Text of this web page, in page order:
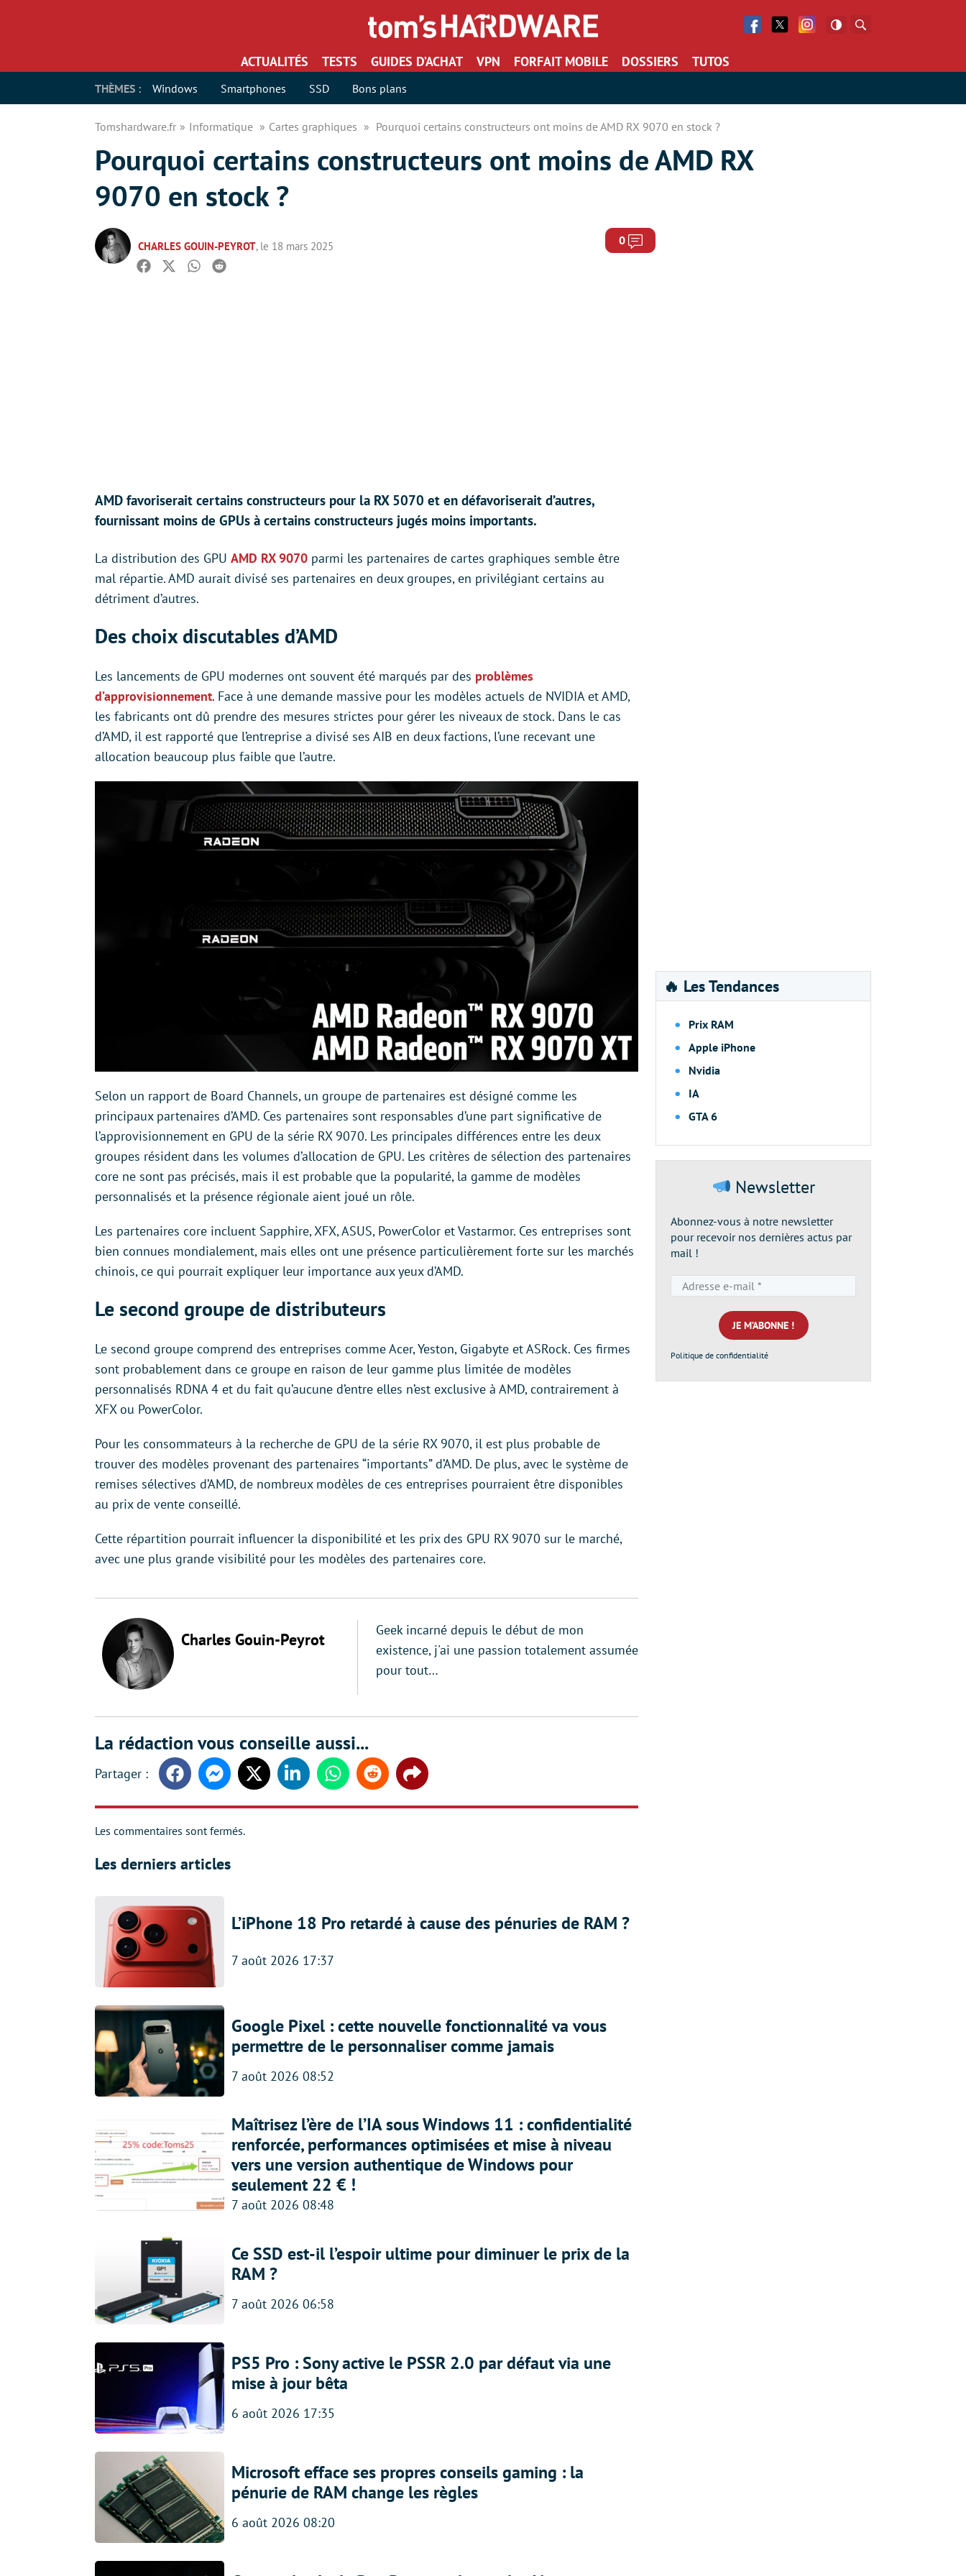
Facebook
Twitter Facebook
ACTUALITÉS TESTS GUIDES D’ACHAT VPN FORFAIT MOBILE DOSSIERS TUTOS
THÈMES : Windows Smartphones SSD Bons plans
Tomshardware.fr Informatique Cartes graphiques Pourquoi certains constructeurs ont moins de AMD RX 9070 en stock ?
Pourquoi certains constructeurs ont moins de AMD RX
9070 en stock ?
CHARLES GOUIN-PEYROT, le 18 mars 2025 0 Commentaires
Facebook
TwitterWhatsapp
Reddit
AMD favoriserait certains constructeurs pour la RX 5070 et en défavoriserait d’autres,
fournissant moins de GPUs à certains constructeurs jugés moins importants.
La distribution des GPU AMD RX 9070 parmi les partenaires de cartes graphiques semble être
mal répartie. AMD aurait divisé ses partenaires en deux groupes, en privilégiant certains au
détriment d’autres.
Des choix discutables d’AMD
Les lancements de GPU modernes ont souvent été marqués par des problèmes
d’approvisionnement. Face à une demande massive pour les modèles actuels de NVIDIA et AMD,
les fabricants ont dû prendre des mesures strictes pour gérer les niveaux de stock. Dans le cas
d’AMD, il est rapporté que l’entreprise a divisé ses AIB en deux factions, l’une recevant une
allocation beaucoup plus faible que l’autre.
Selon un rapport de Board Channels, un groupe de partenaires est désigné comme les
principaux partenaires d’AMD. Ces partenaires sont responsables d’une part significative de
l’approvisionnement en GPU de la série RX 9070. Les principales différences entre les deux
groupes résident dans les volumes d’allocation de GPU. Les critères de sélection des partenaires
core ne sont pas précisés, mais il est probable que la popularité, la gamme de modèles
personnalisés et la présence régionale aient joué un rôle.
Les partenaires core incluent Sapphire, XFX, ASUS, PowerColor et Vastarmor. Ces entreprises sont
bien connues mondialement, mais elles ont une présence particulièrement forte sur les marchés
chinois, ce qui pourrait expliquer leur importance aux yeux d’AMD.
Le second groupe de distributeurs
Le second groupe comprend des entreprises comme Acer, Yeston, Gigabyte et ASRock. Ces firmes
sont probablement dans ce groupe en raison de leur gamme plus limitée de modèles
personnalisés RDNA 4 et du fait qu’aucune d’entre elles n’est exclusive à AMD, contrairement à
XFX ou PowerColor.
Pour les consommateurs à la recherche de GPU de la série RX 9070, il est plus probable de
trouver des modèles provenant des partenaires “importants” d’AMD. De plus, avec le système de
remises sélectives d’AMD, de nombreux modèles de ces entreprises pourraient être disponibles
au prix de vente conseillé.
Cette répartition pourrait influencer la disponibilité et les prix des GPU RX 9070 sur le marché,
avec une plus grande visibilité pour les modèles des partenaires core.
Charles Gouin-Peyrot
Geek incarné depuis le début de mon
existence, j'ai une passion totalement assumée
pour tout…
La rédaction vous conseille aussi...
FacebookMessengerTwitter LinkedinWhatsappReddit Share
Les commentaires sont fermés.
Les derniers articles
L’iPhone 18 Pro retardé à cause des pénuries de RAM ?
7 août 2026 17:37
Google Pixel : cette nouvelle fonctionnalité va vous
permettre de le personnaliser comme jamais
7 août 2026 08:52
Maîtrisez l’ère de l’IA sous Windows 11 : confidentialité
renforcée, performances optimisées et mise à niveau
vers une version authentique de Windows pour
seulement 22 € !
7 août 2026 08:48
Ce SSD est-il l’espoir ultime pour diminuer le prix de la
RAM ?
7 août 2026 06:58
PS5 Pro : Sony active le PSSR 2.0 par défaut via une
mise à jour bêta
6 août 2026 17:35
Microsoft efface ses propres conseils gaming : la
pénurie de RAM change les règles
6 août 2026 08:20
🔥 Les Tendances
Prix RAM
Apple iPhone
Nvidia
IA
GTA 6
Newsletter
Abonnez-vous à notre newsletter
pour recevoir nos dernières actus par
mail !
e-
mail
*
Politique de confidentialité